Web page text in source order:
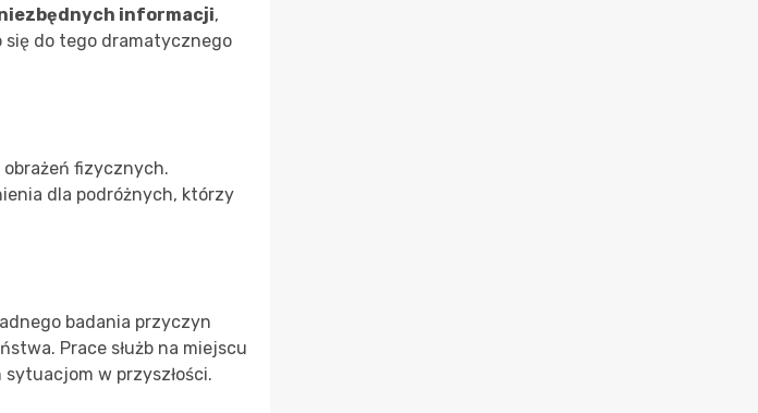
informacji,
się do tego dramatycznego
fizycznych.
dla podróżnych, którzy
badania przyczyn
Prace służb na miejscu
w przyszłości.